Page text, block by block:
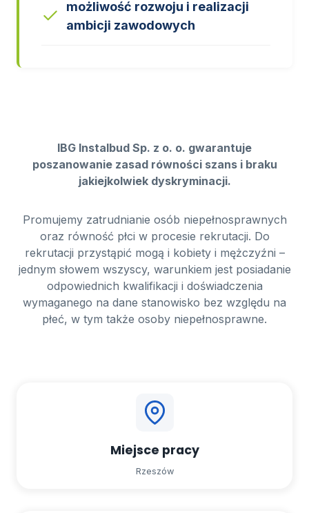
możliwość rozwoju i realizacji
ambicji zawodowych
IBG Instalbud Sp. z o. o. gwarantuje
poszanowanie zasad równości szans i braku
jakiejkolwiek dyskryminacji.
Promujemy zatrudnianie osób niepełnosprawnych
oraz równość płci w procesie rekrutacji. Do
rekrutacji przystąpić mogą i kobiety i mężczyźni –
jednym słowem wszyscy, warunkiem jest posiadanie
odpowiednich kwalifikacji i doświadczenia
wymaganego na dane stanowisko bez względu na
płeć, w tym także osoby niepełnosprawne.
Miejsce pracy
Rzeszów